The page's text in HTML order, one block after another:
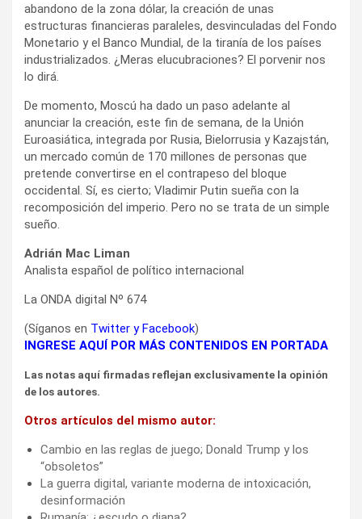
abandono de la zona dólar, la creación de unas
estructuras financieras paraleles, desvinculadas del Fondo
Monetario y el Banco Mundial, de la tiranía de los países
industrializados. ¿Meras elucubraciones? El porvenir nos
lo dirá.
De momento, Moscú ha dado un paso adelante al
anunciar la creación, este fin de semana, de la Unión
Euroasiática, integrada por Rusia, Bielorrusia y Kazajstán,
un mercado común de 170 millones de personas que
pretende convertirse en el contrapeso del bloque
occidental. Sí, es cierto; Vladimir Putin sueña con la
recomposición del imperio. Pero no se trata de un simple
sueño.
Adrián Mac Liman
Analista español de político internacional
La ONDA digital Nº 674
(Síganos en Twitter yFacebook)
INGRESE AQUÍ POR MÁS CONTENIDOS EN PORTADA
Las notas aquí firmadas reflejan exclusivamente la opinión
de los autores.
Otros artículos del mismo autor:
Cambio en las reglas de juego; Donald Trump y los
“obsoletos”
La guerra digital, variante moderna de intoxicación,
desinformación